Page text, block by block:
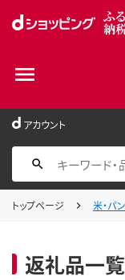
アカウント
トップページ 米・パン
返礼品一覧